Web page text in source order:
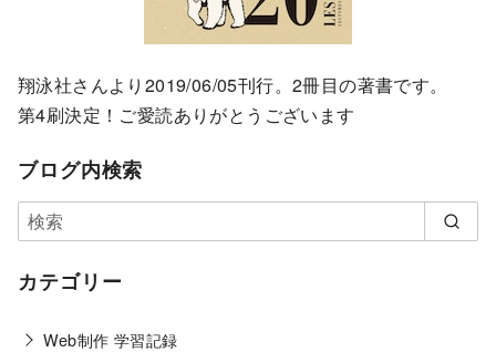
翔泳社さんより2019/06/05刊行。2冊目の著書です。
第4刷決定！ご愛読ありがとうございます
ブログ内検索
カテゴリー
Web制作 学習記録